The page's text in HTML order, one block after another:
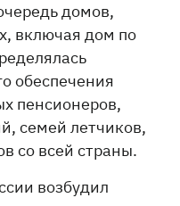
домов,
включая дом по
обеспечения
пенсионеров,
семей летчиков,
со всей страны.
возбудил